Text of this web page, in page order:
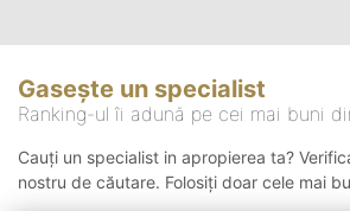
Gasește un specialist
Ranking-ul îi adună pe cei mai buni
Cauți un specialist in apropierea ta?
nostru de căutare. Folosiți doar cele mai